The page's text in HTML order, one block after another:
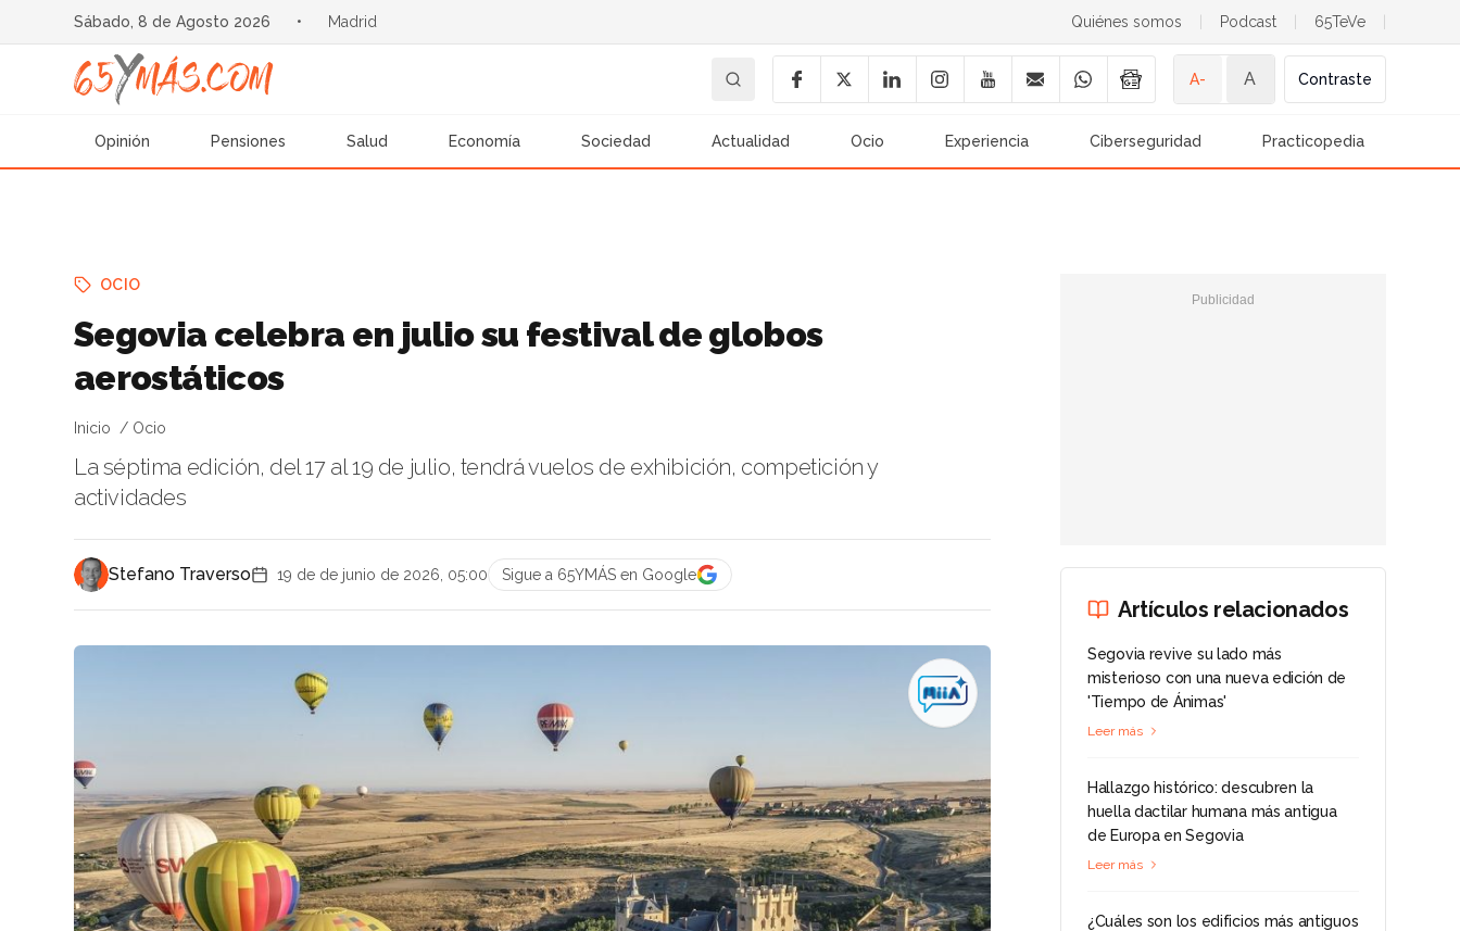
Sábado, 8 de Agosto 2026 • Madrid Quiénes somos Podcast 65TeVe
A- A Contraste
Opinión Pensiones Salud Economía Sociedad Actualidad Ocio Experiencia Ciberseguridad Practicopedia
OCIO
Segovia celebra en julio su festival de globos
aerostáticos
Inicio Ocio
La séptima edición, del 17 al 19 de julio, tendrá vuelos de exhibición, competición y
actividades
Stefano Traverso 19 de de junio de 2026, 05:00 Sigue a 65YMÁS en Google
Artículos relacionados
Segovia revive su lado más
misterioso con una nueva edición de
'Tiempo de Ánimas'
Leer más
Hallazgo histórico: descubren la
huella dactilar humana más antigua
de Europa en Segovia
Leer más
¿Cuáles son los edificios más antiguos